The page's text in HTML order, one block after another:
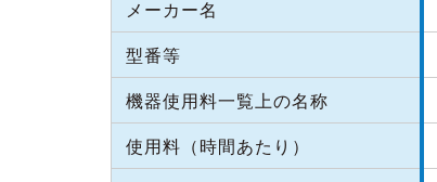
メーカー名
型番等
機器使用料一覧上の名称
使用料（時間あたり）